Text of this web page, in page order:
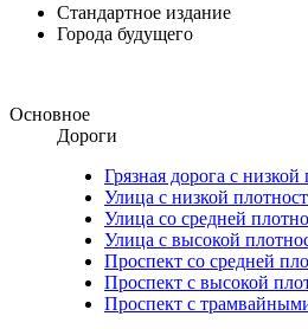
Стандартное издание
Города будущего
Основное
Дороги
Грязная дорога с
Улица с низкой
Улица со средней
Улица с высокой
Проспект со средней
Проспект с высокой
Проспект с